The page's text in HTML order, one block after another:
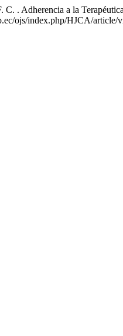
a la Terapéutica
ojs/index.php/HJCA/article/